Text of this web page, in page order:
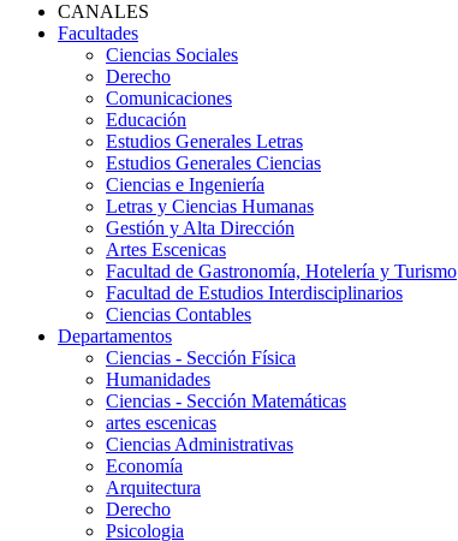
CANALES
Facultades
Ciencias Sociales
Derecho
Comunicaciones
Educación
Estudios Generales Letras
Estudios Generales Ciencias
Ciencias e Ingeniería
Letras y Ciencias Humanas
Gestión y Alta Dirección
Artes Escenicas
Facultad de Gastronomía, Hotelería y Turismo
Facultad de Estudios Interdisciplinarios
Ciencias Contables
Departamentos
Ciencias - Sección Física
Humanidades
Ciencias - Sección Matemáticas
artes escenicas
Ciencias Administrativas
Economía
Arquitectura
Derecho
Psicologia